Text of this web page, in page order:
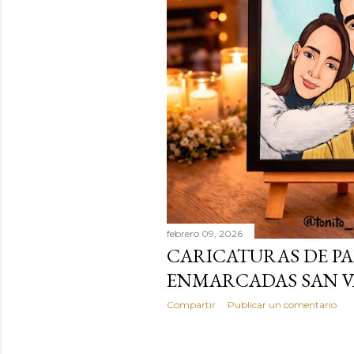
s
febrero 09, 2026
CARICATURAS DE
ENMARCADAS SAN
Compartir Publicar un comentario